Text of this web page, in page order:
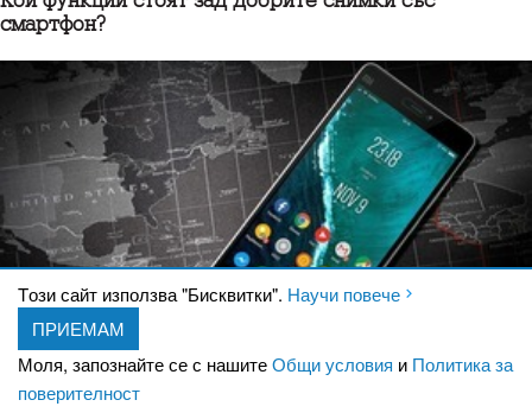
смартфон?
Топ 5 технологии за допълнителна защита на
Tози сайт използва "Бисквитки". Научи повече
ПРИЕМАМ
Моля, запознайте се с нашитеОбщи условия и Политика за
поверителност